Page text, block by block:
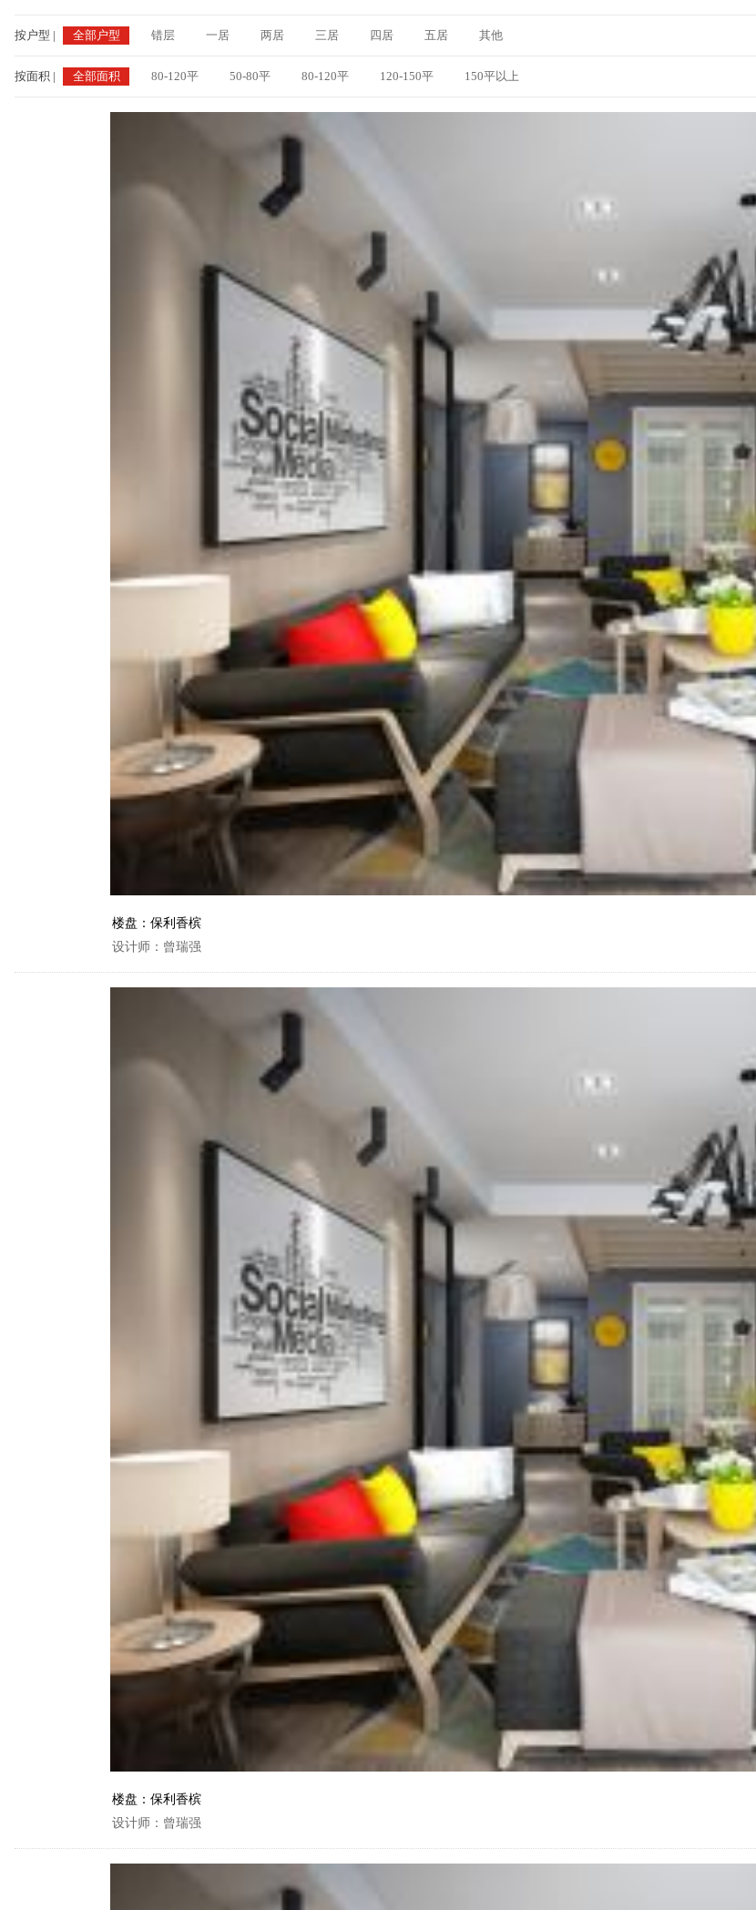
按户型 | 全部户型 错层 一居 两居 三居 四居 五居 其他
按面积 | 全部面积 80-120平 50-80平 80-120平 120-150平 150平以上
楼盘：保利香槟
设计师：曾瑞强
楼盘：保利香槟
设计师：曾瑞强